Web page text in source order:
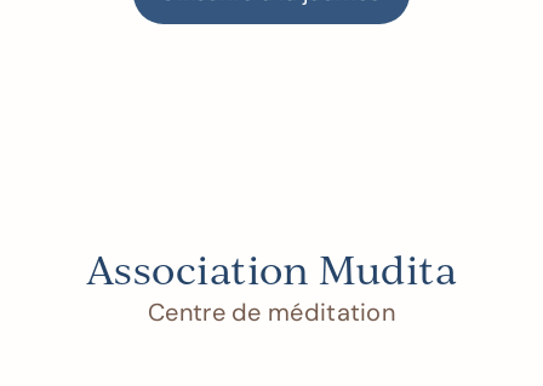
Association Mudita
Centre de méditation